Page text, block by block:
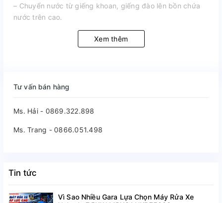
– Chuyển nước từ giếng khoan, giếng đào lên bồn chứa
nước trên cao.
Xem thêm
Tư vấn bán hàng
Ms. Hải - 0869.322.898
Ms. Trang - 0866.051.498
Tin tức
Vì Sao Nhiều Gara Lựa Chọn Máy Rửa Xe